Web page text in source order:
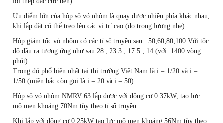
Ưu điểm lớn của hộp số vỏ nhôm là quay được nhiều phía khác nhau,
khi lắp đặt có thể treo lên các vị trí cao (do trọng lượng nhẹ).
Hộp giảm tốc vỏ nhôm có các tỉ số truyền sau: 50;60;80;100 Với tốc
độ đầu ra tương ứng như sau:28 ; 23.3 ; 17.5 ; 14 (với 1400 vòng
phút).
Trong đó phổ biến nhất tại thị trường Việt Nam là i = 1/20 và i =
1/50 (miền bắc còn gọi là i = 20 và i = 50)
Hộp số vỏ nhôm NMRV 63 lắp được với động cơ 0.37kW, tạo lực
mô men khoảng 70Nm tùy theo tỉ số truyền
Khi lắp với động cơ 0.25kW tạo lực mô men khoảng:56Nm tùy theo